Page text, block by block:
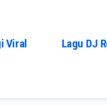
Lagu DJ
Viral